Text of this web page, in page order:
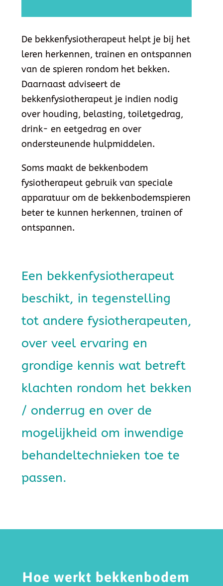
De bekkenfysiotherapeut helpt je bij het
leren herkennen, trainen en ontspannen
van de spieren rondom het bekken.
Daarnaast adviseert de
bekkenfysiotherapeut je indien nodig
over houding, belasting, toiletgedrag,
drink- en eetgedrag en over
ondersteunende hulpmiddelen.
Soms maakt de bekkenbodem
fysiotherapeut gebruik van speciale
apparatuur om de bekkenbodemspieren
beter te kunnen herkennen, trainen of
ontspannen.
Een bekkenfysiotherapeut
beschikt, in tegenstelling
tot andere fysiotherapeuten,
over veel ervaring en
grondige kennis wat betreft
klachten rondom het bekken
/ onderrug en over de
mogelijkheid om inwendige
behandeltechnieken toe te
passen.
Hoe werkt bekkenbodem